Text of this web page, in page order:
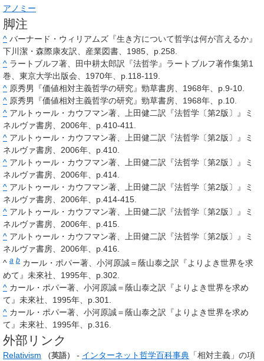
アノミー
脚注
^ バーナード・ウィリアムズ『生き方について哲学は何が言えるか』
下川潔・森際康友訳、産業図書、1985、p.258.
^ ラートブルフ著、田中耕太郎訳『法哲学』ラートブルフ著作集第1
巻、東京大学出版会、1970年、p.118-119.
^ 原秀男『価値相対主義哲学の研究』勁草書房、1968年、p.9-10.
^ 原秀男『価値相対主義哲学の研究』勁草書房、1968年、p.10.
^ アルトゥール・カウフマン著、上田健二訳『法哲学〔第2版〕』ミ
ネルヴァ書房、2006年、p.410-411.
^ アルトゥール・カウフマン著、上田健二訳『法哲学〔第2版〕』ミ
ネルヴァ書房、2006年、p.410.
^ アルトゥール・カウフマン著、上田健二訳『法哲学〔第2版〕』ミ
ネルヴァ書房、2006年、p.414.
^ アルトゥール・カウフマン著、上田健二訳『法哲学〔第2版〕』ミ
ネルヴァ書房、2006年、p.414-415.
^ アルトゥール・カウフマン著、上田健二訳『法哲学〔第2版〕』ミ
ネルヴァ書房、2006年、p.415.
^ アルトゥール・カウフマン著、上田健二訳『法哲学〔第2版〕』ミ
ネルヴァ書房、2006年、p.416.
^ a b カール・ポパー著、小河原誠＝蔭山泰之訳『よりよき世界を求
めて』未來社、1995年、p.302.
^ カール・ポパー著、小河原誠＝蔭山泰之訳『よりよき世界を求め
て』未來社、1995年、p.301.
^ カール・ポパー著、小河原誠＝蔭山泰之訳『よりよき世界を求め
て』未來社、1995年、p.316.
外部リンク
Relativism （英語） - インターネット哲学百科事典 「相対主義」の項